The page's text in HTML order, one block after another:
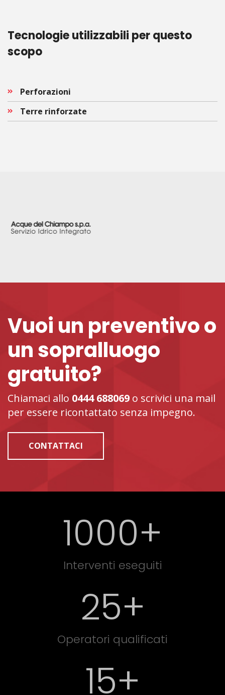
Tecnologie utilizzabili per questo
scopo
Perforazioni
Terre rinforzate
Vuoi un preventivo o
un sopralluogo
gratuito?
Chiamaci allo 0444 688069 o scrivici una mail
per essere ricontattato senza impegno.
CONTATTACI
1000+
Interventi eseguiti
25+
Operatori qualificati
15+